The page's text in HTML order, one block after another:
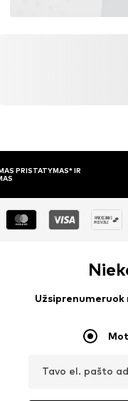
Tavo el. pašto